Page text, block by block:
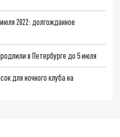
2022: долгожданное
в Петербурге до 5 июля
для ночного клуба на